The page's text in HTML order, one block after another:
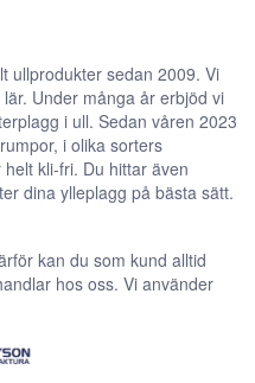
ullprodukter sedan 2009. Vi
Under många år erbjöd vi
i ull. Sedan våren 2023
i olika sorters
kli-fri. Du hittar även
dina ylleplagg på bästa sätt.
kan du som kund alltid
hos oss. Vi använder